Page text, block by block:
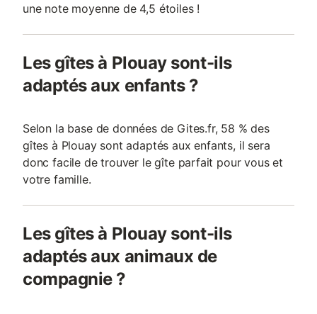
une note moyenne de 4,5 étoiles !
Les gîtes à Plouay sont-ils
adaptés aux enfants ?
Selon la base de données de Gites.fr, 58 % des
gîtes à Plouay sont adaptés aux enfants, il sera
donc facile de trouver le gîte parfait pour vous et
votre famille.
Les gîtes à Plouay sont-ils
adaptés aux animaux de
compagnie ?